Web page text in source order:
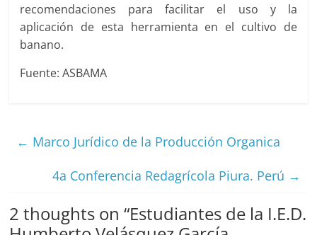
recomendaciones para facilitar el uso y la
aplicación de esta herramienta en el cultivo de
banano.
Fuente: ASBAMA
← Marco Jurídico de la Producción Organica
4a Conferencia Redagrícola Piura. Perú →
2 thoughts on “Estudiantes de la I.E.D.